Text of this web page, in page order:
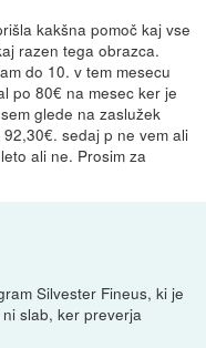
kakšna pomoč kaj vse
razen tega obrazca.
do 10. v tem mesecu
po 80€ na mesec ker je
glede na zaslužek
sedaj p ne vem ali
ali ne. Prosim za
Silvester Fineus, ki je
slab, ker preverja